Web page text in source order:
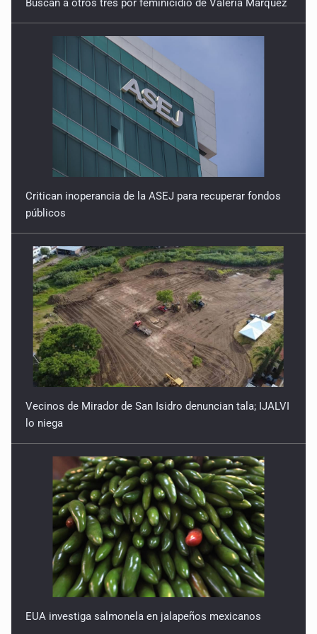
17 de Julio de 2026
16 de Julio de 2026
15 de Julio de 2026
Buscan a otros tres por feminicidio de Valeria Márquez
Critican inoperancia de la ASEJ para recuperar fondos
públicos
Vecinos de Mirador de San Isidro denuncian tala; IJALVI
lo niega
EUA investiga salmonela en jalapeños mexicanos